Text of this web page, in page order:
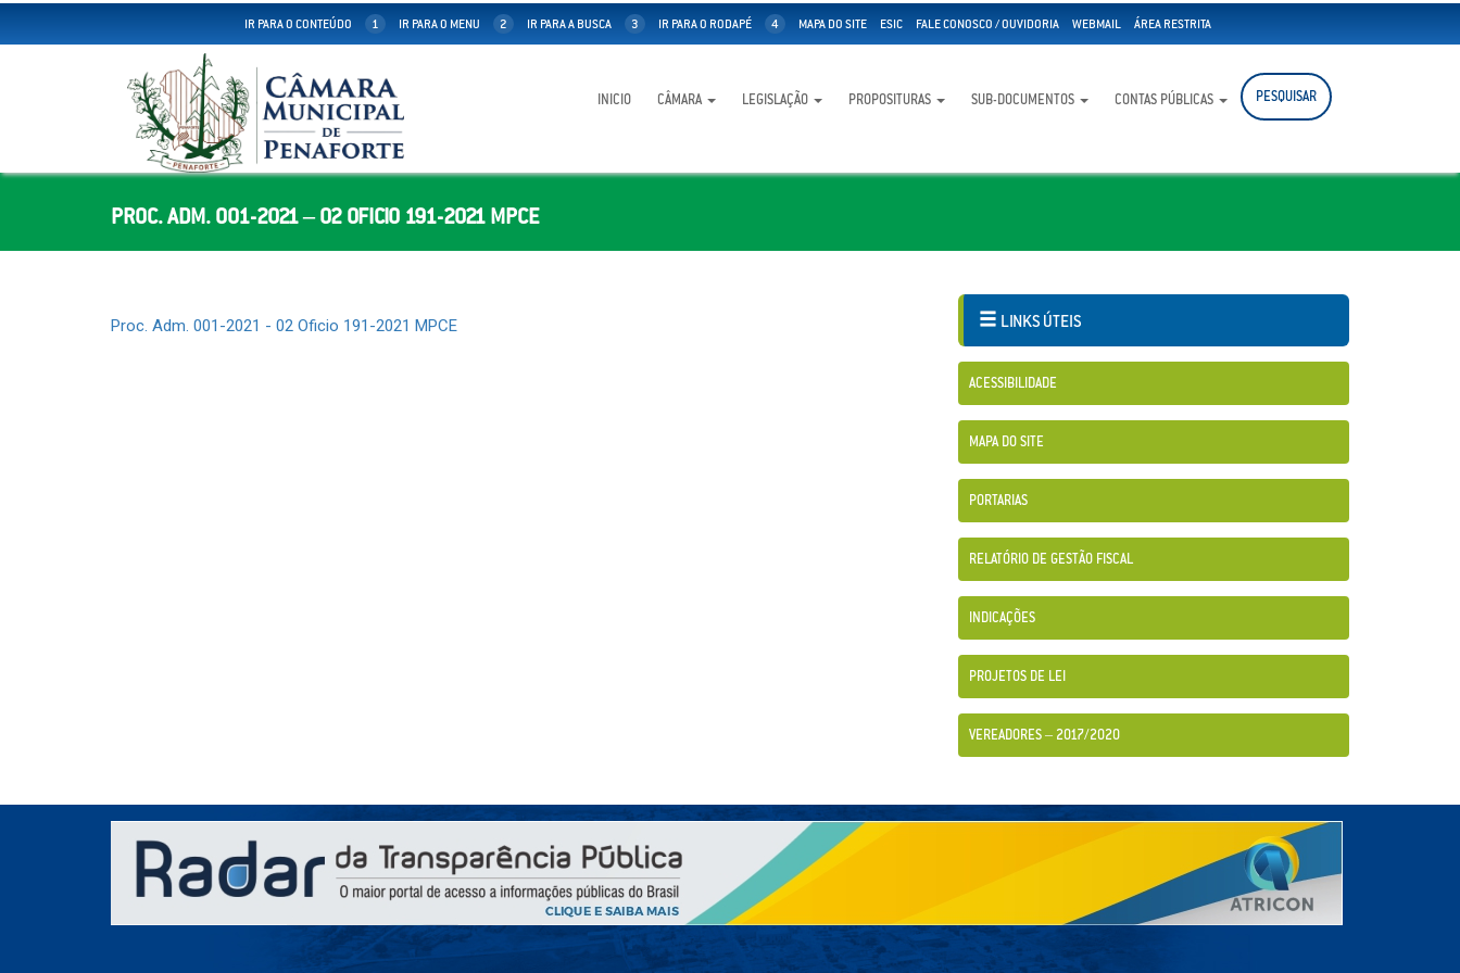
IR PARA O CONTEÚDO 1 IR PARA O MENU 2 IR PARA A BUSCA 3 IR PARA O RODAPÉ 4 MAPA DO SITE ESIC FALE CONOSCO / OUVIDORIA WEBMAIL ÁREA RESTRITA
INICIO CÂMARA LEGISLAÇÃO PROPOSITURAS SUB-DOCUMENTOS CONTAS PÚBLICAS PESQUISAR
PROC. ADM. 001-2021 – 02 OFICIO 191-2021 MPCE
Proc. Adm. 001-2021 - 02 Oficio 191-2021 MPCE LINKS ÚTEIS
ACESSIBILIDADE
MAPA DO SITE
PORTARIAS
RELATÓRIO DE GESTÃO FISCAL
INDICAÇÕES
PROJETOS DE LEI
VEREADORES – 2017/2020